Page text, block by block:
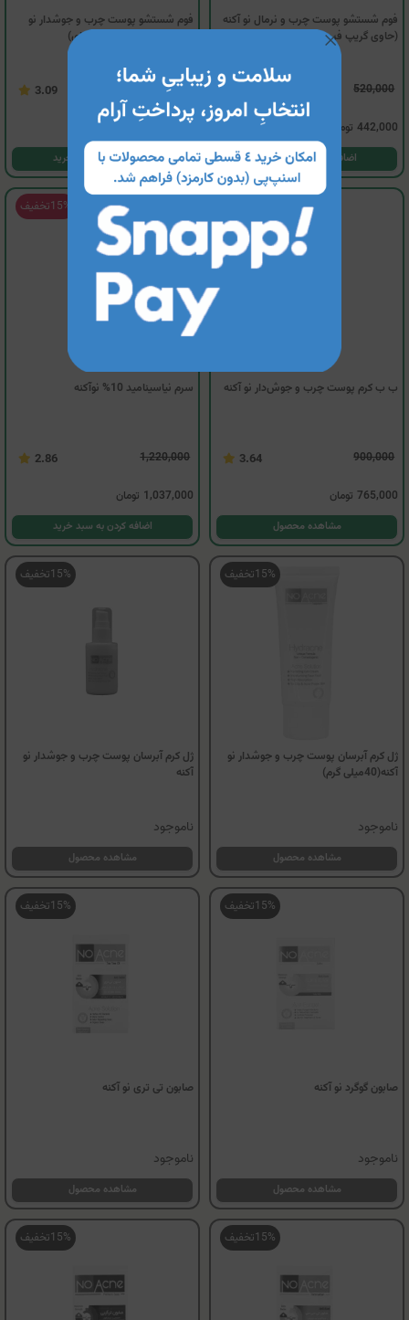
فوم شستشو پوست چرب و نرمال نو آکنه
(حاوی گریپ فروت،ویتامین C)
520,000
442,000 تومان
اضافه کردن به سبد خرید
فوم شستشو پوست چرب و جوشدار نو
آکنه (حاوی روغن درخت چای)
530,000
3.09
450,500
اضافه کردن به سبد خرید
ب ب کرم پوست چرب و جوش‌دار نو آکنه
900,000
3.64
765,000 تومان
مشاهده محصول
15%تخفیف
سرم نیاسینامید 10% نوآکنه
1,220,000
2.86
1,037,000 تومان
اضافه کردن به سبد خرید
15%تخفیف
ژل کرم آبرسان پوست چرب و جوشدار نو
آکنه(40میلی گرم)
ناموجود
مشاهده محصول
15%تخفیف
ژل کرم آبرسان پوست چرب و جوشدار نو
آکنه
ناموجود
مشاهده محصول
15%تخفیف
صابون گوگرد نو آکنه
ناموجود
مشاهده محصول
15%تخفیف
صابون تی تری نو آکنه
ناموجود
مشاهده محصول
15%تخفیف 15%تخفیف